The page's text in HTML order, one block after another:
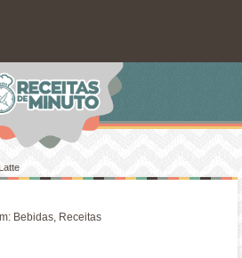
Bebidas, Receitas